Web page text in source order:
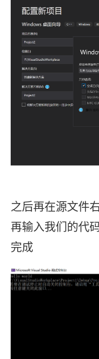
之后再在源文件
再输入我们的代
完成